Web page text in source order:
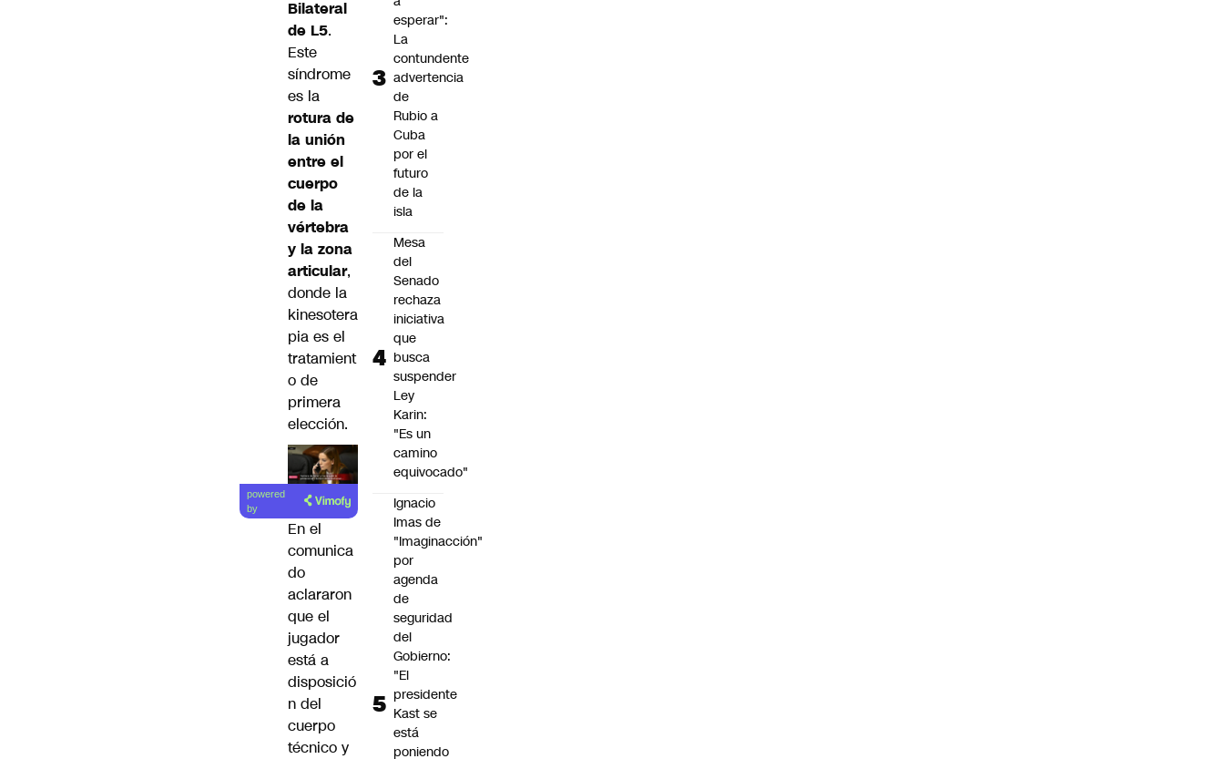
Bilateral
de L5.
Este
síndrome
es la
rotura de
la unión
entre el
cuerpo
de la
vértebra
y la zona
articular,
donde la
kinesotera
pia es el
tratamient
o de
primera
elección.
powered
by
En el
comunica
do
aclararon
que el
jugador
está a
disposició
n del
cuerpo
técnico y
esperar":
La
contundente
advertencia
de
Rubio a
Cuba
por el
futuro
de la
isla
Mesa
del
Senado
rechaza
iniciativa
que
busca
suspender
Ley
Karin:
"Es un
camino
equivocado"
Ignacio
Imas de
"Imaginacción"
por
agenda
de
seguridad
del
Gobierno:
"El
presidente
Kast se
está
poniendo